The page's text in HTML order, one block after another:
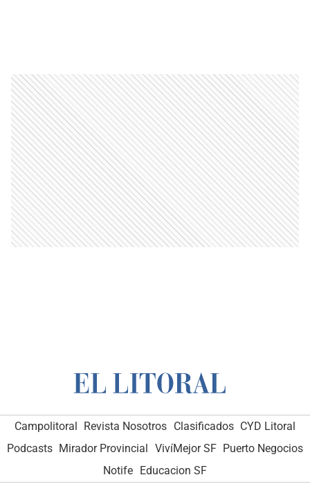
Campolitoral Revista Nosotros Clasificados CYD Litoral
Podcasts Mirador Provincial VivíMejor SF Puerto Negocios
Notife
Educacion SF